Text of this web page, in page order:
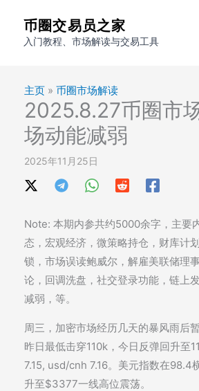
币圈交易员之家
入门教程、市场解读与交易工具
主页 » 币圈市场解读
2025.8.27币圈市
场动能减弱
2025年11月25日
Note: 本期内参共约5000余字，主要
态，宏观经济，微策略持仓，财库计
锁，市场误读鲍威尔，解雇美联储理
论，回调洗盘，社交登录功能，链上
减弱，等。
周三，加密市场经历几天的暴风雨后
昨日最低击穿110k，今日反弹回升至
7.15, usd/cnh 7.16。美元指数在98.4
升至$3377一线高位震荡。